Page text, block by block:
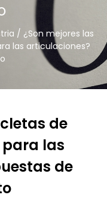
/ ¿Son mejores las
las articulaciones?
de
las
de